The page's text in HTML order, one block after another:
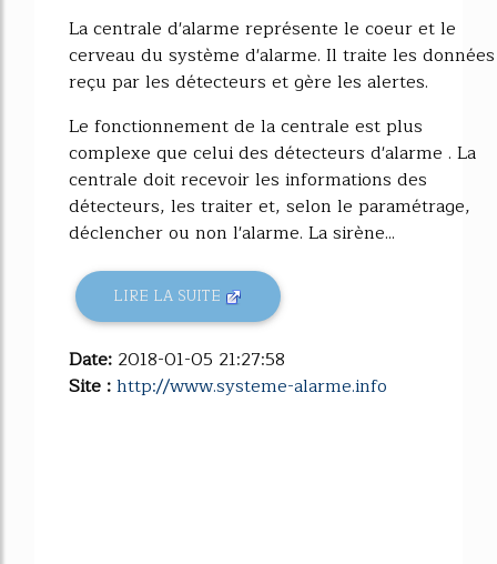
La centrale d'alarme représente le coeur et le
cerveau du système d'alarme. Il traite les données
reçu par les détecteurs et gère les alertes.
Le fonctionnement de la centrale est plus
complexe que celui des détecteurs d'alarme . La
centrale doit recevoir les informations des
détecteurs, les traiter et, selon le paramétrage,
déclencher ou non l'alarme. La sirène...
LIRE LA SUITE
Date: 2018-01-05 21:27:58
Site :http://www.systeme-alarme.info